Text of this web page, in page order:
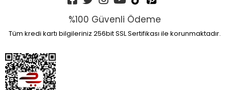
%100 Güvenli Ödeme
Tüm kredi kartı bilgileriniz 256bit SSL Sertifikası ile korunmaktadır.